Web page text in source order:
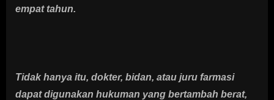
empat tahun.
Tidak hanya itu, dokter, bidan, atau juru farmasi
dapat digunakan hukuman yang bertambah berat,